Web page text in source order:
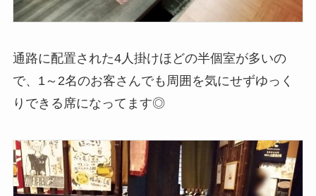
通路に配置された4人掛けほどの半個室が多いの
で、1～2名のお客さんでも周囲を気にせずゆっく
りできる席になってます◎